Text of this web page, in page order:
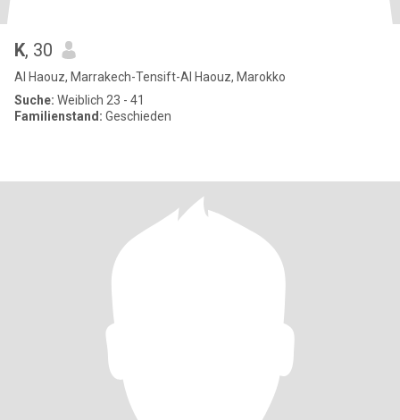
K, 30
Al Haouz, Marrakech-Tensift-Al Haouz, Marokko
Suche: Weiblich 23 - 41
Familienstand: Geschieden